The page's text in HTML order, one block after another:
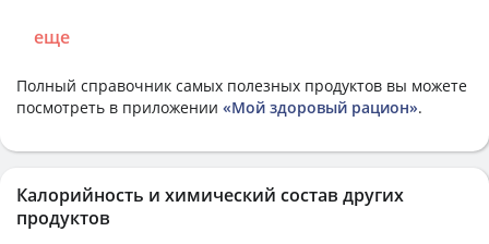
еще
Полный справочник самых полезных продуктов вы можете
посмотреть в приложении «Мой здоровый рацион».
Калорийность и химический состав других
продуктов